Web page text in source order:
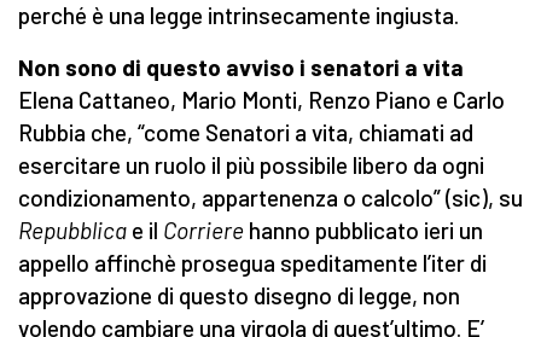
perché è una legge intrinsecamente ingiusta.
Non sono di questo avviso i senatori a vita
Elena Cattaneo, Mario Monti, Renzo Piano e Carlo
Rubbia che, “come Senatori a vita, chiamati ad
esercitare un ruolo il più possibile libero da ogni
condizionamento, appartenenza o calcolo” (sic), su
Repubblica e il Corriere hanno pubblicato ieri un
appello affinchè prosegua speditamente l’iter di
approvazione di questo disegno di legge, non
volendo cambiare una virgola di quest’ultimo. E’